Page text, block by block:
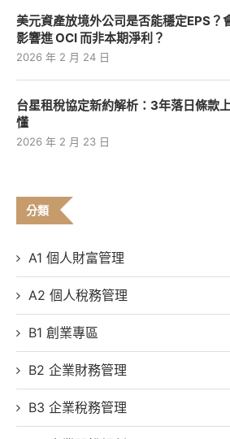
美元資產放境外公司是否能穩定EPS？
影響進 OCI 而非本期淨利？
2026 年 2 月 24 日
台星租稅協定新約解析：3年落日條款
懂
2026 年 2 月 23 日
分類
A1 個人財富管理
A2 個人稅務管理
B1 創業專區
B2 企業財務管理
B3 企業稅務管理